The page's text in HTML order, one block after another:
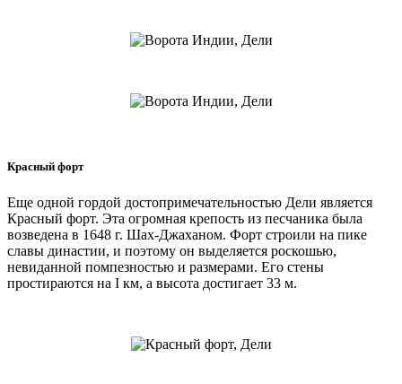
Красный форт
Еще одной гордой достопримечательностью Дели является
Красный форт. Эта огромная крепость из песчаника была
возведена в 1648 г. Шах-Джаханом. Форт строили на пике
славы династии, и поэтому он выделяется роскошью,
невиданной помпезностью и размерами. Его стены
простираются на I км, а высота достигает 33 м.